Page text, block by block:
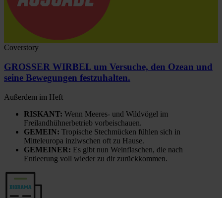
Coverstory
GROSSER WIRBEL um Versuche, den Ozean und
seine Bewegungen festzuhalten.
Außerdem im Heft
RISKANT: Wenn Meeres- und Wildvögel im
Freilandhühnerbetrieb vorbeischauen.
GEMEIN: Tropische Stechmücken fühlen sich in
Mitteleuropa inziwschen oft zu Hause.
GEMEINER: Es gibt nun Weinflaschen, die nach
Entleerung voll wieder zu dir zurückkommen.